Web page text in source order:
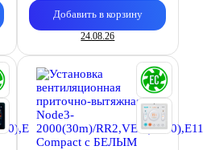
Добавить в корзину
24.08.26